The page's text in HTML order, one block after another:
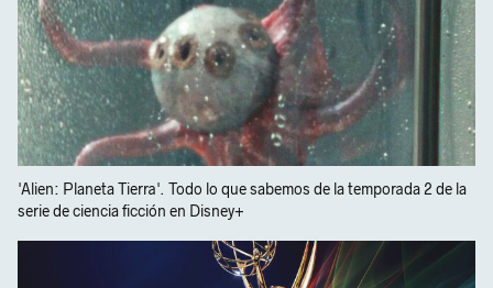
'Alien: Planeta Tierra'. Todo lo que sabemos de la temporada 2 de la
serie de ciencia ficción en Disney+